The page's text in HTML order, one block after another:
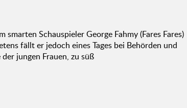
Schauspieler George Fahmy (Fares Fares)
fällt er jedoch eines Tages bei Behörden und
jungen Frauen, zu süß